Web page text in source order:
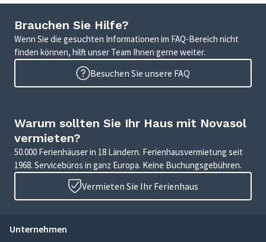
Brauchen Sie Hilfe?
Wenn Sie die gesuchten Informationen im FAQ-Bereich nicht
finden können, hilft unser Team Ihnen gerne weiter.
Besuchen Sie unsere FAQ
Warum sollten Sie Ihr Haus mit Novasol
vermieten?
50.000 Ferienhäuser in 18 Ländern. Ferienhausvermietung seit
1968. Servicebüros in ganz Europa. Keine Buchungsgebühren.
Vermieten Sie Ihr Ferienhaus
Unternehmen